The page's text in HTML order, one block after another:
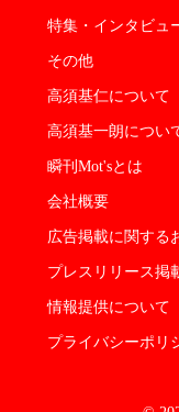
特集・インタビュ
その他
高須基仁について
高須基一朗につい
瞬刊Mot'sとは
会社概要
広告掲載に関する
プレスリリース掲
情報提供について
プライバシーポリ